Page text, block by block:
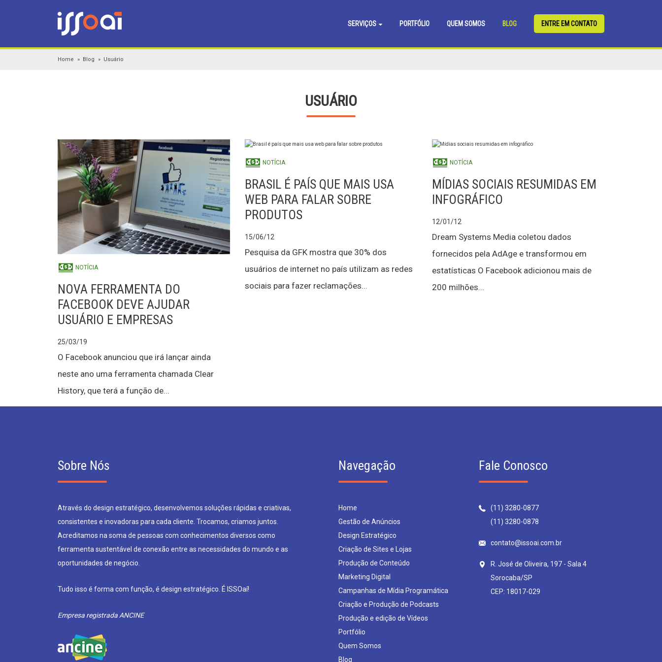
SERVIÇOS PORTFÓLIO QUEM SOMOS BLOG ENTRE EM CONTATO
Home Blog Usuário
USUÁRIO
NOTÍCIA
NOVA FERRAMENTA DO
FACEBOOK DEVE AJUDAR
USUÁRIO E EMPRESAS
25/03/19
O Facebook anunciou que irá lançar ainda
neste ano uma ferramenta chamada Clear
History, que terá a função de...
NOTÍCIA
BRASIL É PAÍS QUE MAIS USA
WEB PARA FALAR SOBRE
PRODUTOS
15/06/12
Pesquisa da GFK mostra que 30% dos
usuários de internet no país utilizam as redes
sociais para fazer reclamações...
NOTÍCIA
MÍDIAS SOCIAIS RESUMIDAS EM
INFOGRÁFICO
12/01/12
Dream Systems Media coletou dados
fornecidos pela AdAge e transformou em
estatísticas O Facebook adicionou mais de
200 milhões...
Sobre Nós
Através do design estratégico, desenvolvemos soluções rápidas e criativas,
consistentes e inovadoras para cada cliente. Trocamos, criamos juntos.
Acreditamos na soma de pessoas com conhecimentos diversos como
ferramenta sustentável de conexão entre as necessidades do mundo e as
oportunidades de negócio.
Tudo isso é forma com função, é design estratégico. É ISSOaí!
Empresa registrada ANCINE
Navegação
Home
Gestão de Anúncios
Design Estratégico
Criação de Sites e Lojas
Produção de Conteúdo
Marketing Digital
Campanhas de Mídia Programática
Criação e Produção de Podcasts
Produção e edição de Vídeos
Portfólio
Quem Somos
Blog
Fale Conosco
(11) 3280-0877
(11) 3280-0878
contato@issoai.com.br
R. José de Oliveira, 197 - Sala 4
Sorocaba/SP
CEP: 18017-029